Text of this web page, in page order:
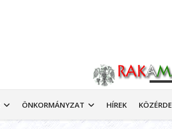
ÖNKORMÁNYZAT HÍREK